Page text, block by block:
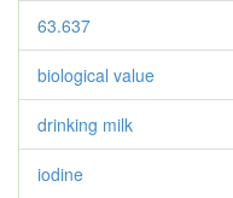
63.637
biological value
drinking milk
iodine